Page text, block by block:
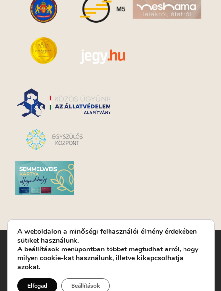
Turay Ida Színház Közhasznú Nonprofit Kft. | Működési
helyszín: Turay Ida Színház 1089 Budapest, Kálvária tér 6. |
Levelezési cím: 1089 Budapest, Kálvária tér 14. | Titkárság:
Jegyrendelés: +36-70/607-2620
A weboldalon a minőségi felhasználói élmény érdekében
sütiket használunk.
A beállítások menüpontban többet megtudhat arról, hogy
milyen cookie-kat használunk, illetve kikapcsolhatja
azokat.
Elfogad Beállítások